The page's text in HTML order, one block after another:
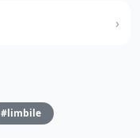
#limbile